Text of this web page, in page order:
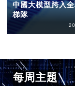
中國大模型跨入
梯隊
每周主題